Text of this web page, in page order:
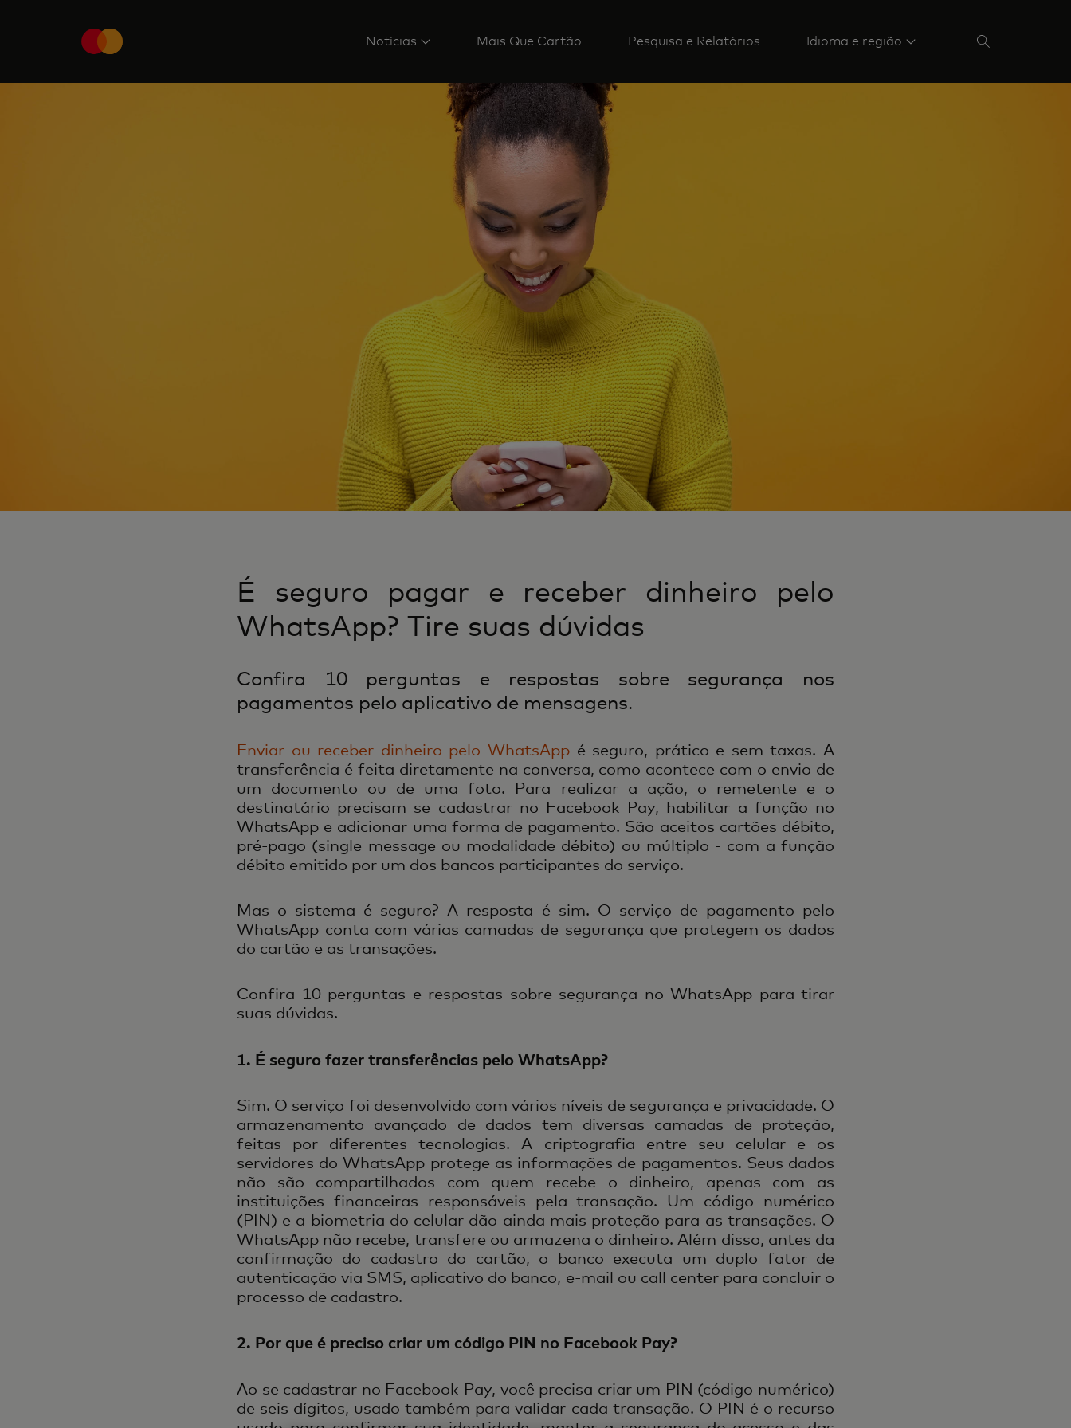
Notícias Mais Que Cartão Pesquisa e Relatórios Idioma e região
É seguro pagar e receber dinheiro pelo
WhatsApp? Tire suas dúvidas
Confira 10 perguntas e respostas sobre segurança nos
pagamentos pelo aplicativo de mensagens.
Enviar ou receber dinheiro pelo WhatsAppé seguro, prático e sem taxas. A
transferência é feita diretamente na conversa, como acontece com o envio de
um documento ou de uma foto. Para realizar a ação, o remetente e o
destinatário precisam se cadastrar no Facebook Pay, habilitar a função no
WhatsApp e adicionar uma forma de pagamento. São aceitos cartões débito,
pré-pago (single message ou modalidade débito) ou múltiplo - com a função
débito emitido por um dos bancos participantes do serviço.
Mas o sistema é seguro? A resposta é sim. O serviço de pagamento pelo
WhatsApp conta com várias camadas de segurança que protegem os dados
do cartão e as transações.
Confira 10 perguntas e respostas sobre segurança no WhatsApp para tirar
suas dúvidas.
1. É seguro fazer transferências pelo WhatsApp?
Sim. O serviço foi desenvolvido com vários níveis de segurança e privacidade. O
armazenamento avançado de dados tem diversas camadas de proteção,
feitas por diferentes tecnologias. A criptografia entre seu celular e os
servidores do WhatsApp protege as informações de pagamentos. Seus dados
não são compartilhados com quem recebe o dinheiro, apenas com as
instituições financeiras responsáveis pela transação. Um código numérico
(PIN) e a biometria do celular dão ainda mais proteção para as transações. O
WhatsApp não recebe, transfere ou armazena o dinheiro. Além disso, antes da
confirmação do cadastro do cartão, o banco executa um duplo fator de
autenticação via SMS, aplicativo do banco, e-mail ou call center para concluir o
processo de cadastro.
2. Por que é preciso criar um código PIN no Facebook Pay?
Ao se cadastrar no Facebook Pay, você precisa criar um PIN (código numérico)
de seis dígitos, usado também para validar cada transação. O PIN é o recurso